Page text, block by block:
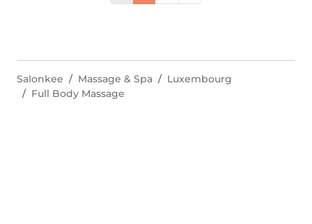
Salonkee Massage & Spa
Luxembourg
Full Body Massage